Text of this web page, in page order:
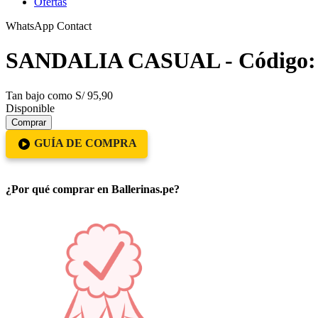
WhatsApp Contact
SANDALIA CASUAL - Código:
Tan bajo como S/ 95,90
Disponible
Comprar
GUÍA DE COMPRA
¿Por qué comprar en Ballerinas.pe?